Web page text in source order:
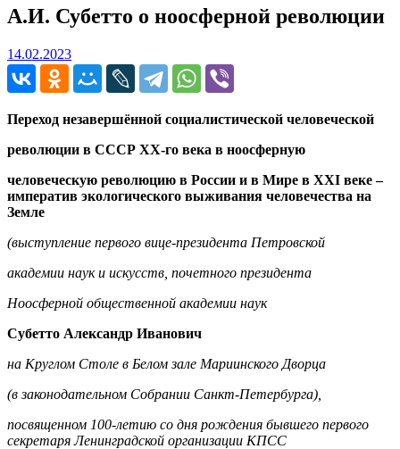
А.И. Субетто о ноосферной революции
14.02.202314.02.2023
Переход незавершённой социалистической человеческой
революции в СССР ХХ-го века в ноосферную
человеческую революцию в России и в Мире в XXI веке –
императив экологического выживания человечества на
Земле
(выступление первого вице-президента Петровской
академии наук и искусств, почетного президента
Ноосферной общественной академии наук
Субетто Александр Иванович
на Круглом Столе в Белом зале Мариинского Дворца
(в законодательном Собрании Санкт-Петербурга),
посвященном 100-летию со дня рождения бывшего первого
секретаря Ленинградской организации КПСС